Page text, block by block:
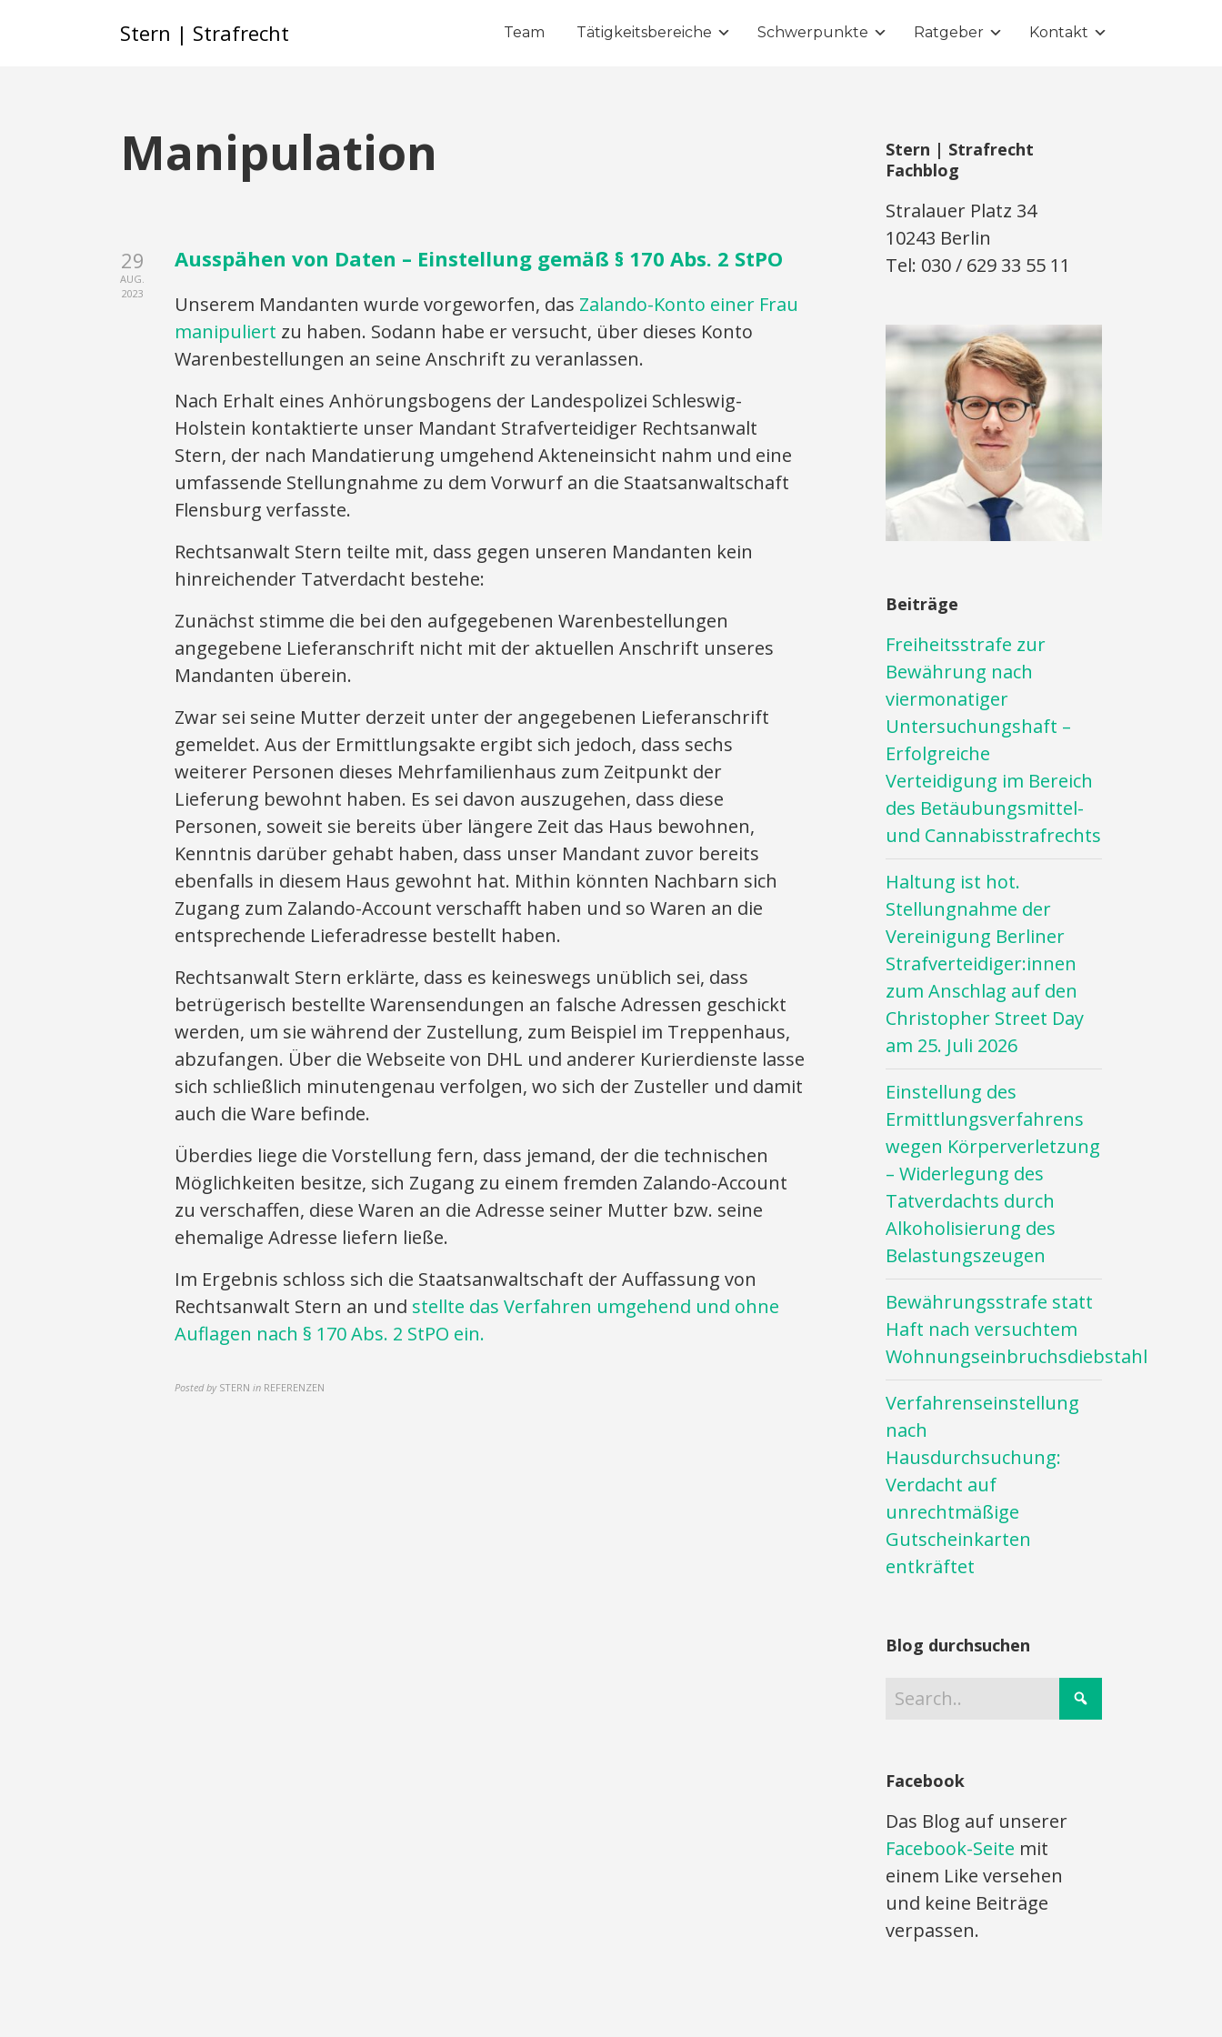
Stern | Strafrecht Team Tätigkeitsbereiche Schwerpunkte Ratgeber Kontakt
Manipulation
29
AUG.
2023
Ausspähen von Daten – Einstellung gemäß § 170 Abs. 2 StPO
Unserem Mandanten wurde vorgeworfen, das Zalando-Konto einer Frau
manipuliert zu haben. Sodann habe er versucht, über dieses Konto
Warenbestellungen an seine Anschrift zu veranlassen.
Nach Erhalt eines Anhörungsbogens der Landespolizei Schleswig-
Holstein kontaktierte unser Mandant Strafverteidiger Rechtsanwalt
Stern, der nach Mandatierung umgehend Akteneinsicht nahm und eine
umfassende Stellungnahme zu dem Vorwurf an die Staatsanwaltschaft
Flensburg verfasste.
Rechtsanwalt Stern teilte mit, dass gegen unseren Mandanten kein
hinreichender Tatverdacht bestehe:
Zunächst stimme die bei den aufgegebenen Warenbestellungen
angegebene Lieferanschrift nicht mit der aktuellen Anschrift unseres
Mandanten überein.
Zwar sei seine Mutter derzeit unter der angegebenen Lieferanschrift
gemeldet. Aus der Ermittlungsakte ergibt sich jedoch, dass sechs
weiterer Personen dieses Mehrfamilienhaus zum Zeitpunkt der
Lieferung bewohnt haben. Es sei davon auszugehen, dass diese
Personen, soweit sie bereits über längere Zeit das Haus bewohnen,
Kenntnis darüber gehabt haben, dass unser Mandant zuvor bereits
ebenfalls in diesem Haus gewohnt hat. Mithin könnten Nachbarn sich
Zugang zum Zalando-Account verschafft haben und so Waren an die
entsprechende Lieferadresse bestellt haben.
Rechtsanwalt Stern erklärte, dass es keineswegs unüblich sei, dass
betrügerisch bestellte Warensendungen an falsche Adressen geschickt
werden, um sie während der Zustellung, zum Beispiel im Treppenhaus,
abzufangen. Über die Webseite von DHL und anderer Kurierdienste lasse
sich schließlich minutengenau verfolgen, wo sich der Zusteller und damit
auch die Ware befinde.
Überdies liege die Vorstellung fern, dass jemand, der die technischen
Möglichkeiten besitze, sich Zugang zu einem fremden Zalando-Account
zu verschaffen, diese Waren an die Adresse seiner Mutter bzw. seine
ehemalige Adresse liefern ließe.
Im Ergebnis schloss sich die Staatsanwaltschaft der Auffassung von
Rechtsanwalt Stern an und stellte das Verfahren umgehend und ohne
Auflagen nach § 170 Abs. 2 StPO ein.
Posted by STERN in REFERENZEN
Stern | Strafrecht
Fachblog
Stralauer Platz 34
10243 Berlin
Tel: 030 / 629 33 55 11
Beiträge
Freiheitsstrafe zur
Bewährung nach
viermonatiger
Untersuchungshaft –
Erfolgreiche
Verteidigung im Bereich
des Betäubungsmittel-
und Cannabisstrafrechts
Haltung ist hot.
Stellungnahme der
Vereinigung Berliner
Strafverteidiger:innen
zum Anschlag auf den
Christopher Street Day
am 25. Juli 2026
Einstellung des
Ermittlungsverfahrens
wegen Körperverletzung
– Widerlegung des
Tatverdachts durch
Alkoholisierung des
Belastungszeugen
Bewährungsstrafe statt
Haft nach versuchtem
Wohnungseinbruchsdiebstahl
Verfahrenseinstellung
nach
Hausdurchsuchung:
Verdacht auf
unrechtmäßige
Gutscheinkarten
entkräftet
Blog durchsuchen
Facebook
Das Blog auf unserer
Facebook-Seite mit
einem Like versehen
und keine Beiträge
verpassen.